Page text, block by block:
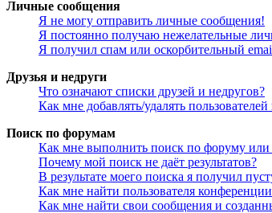
Личные сообщения
Я не могу отправить личные сообщения!
Я постоянно получаю нежелательные
Я получил спам или оскорбительный
Друзья и недруги
Что означают списки друзей и недругов?
Как мне добавлять/удалять
Поиск по форумам
Как мне выполнить поиск по форуму
Почему мой поиск не даёт результатов?
В результате моего поиска я получил
Как мне найти пользователя
Как мне найти свои сообщения и